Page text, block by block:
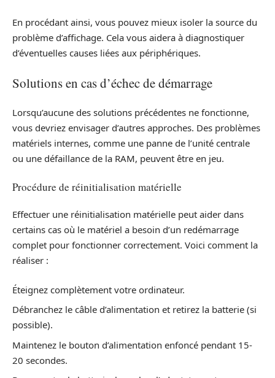
En procédant ainsi, vous pouvez mieux isoler la source du
problème d’affichage. Cela vous aidera à diagnostiquer
d’éventuelles causes liées aux périphériques.
Solutions en cas d’échec de démarrage
Lorsqu’aucune des solutions précédentes ne fonctionne,
vous devriez envisager d’autres approches. Des problèmes
matériels internes, comme une panne de l’unité centrale
ou une défaillance de la RAM, peuvent être en jeu.
Procédure de réinitialisation matérielle
Effectuer une réinitialisation matérielle peut aider dans
certains cas où le matériel a besoin d’un redémarrage
complet pour fonctionner correctement. Voici comment la
réaliser :
Éteignez complètement votre ordinateur.
Débranchez le câble d’alimentation et retirez la batterie (si
possible).
Maintenez le bouton d’alimentation enfoncé pendant 15-
20 secondes.